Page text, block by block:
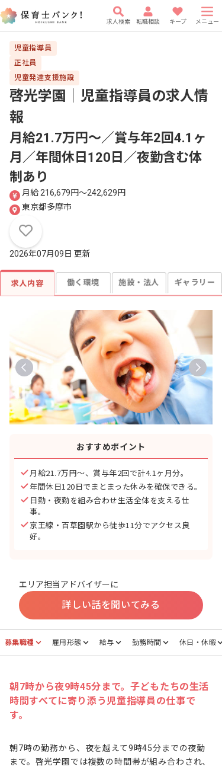
求人検索 転職相談 キープ メニュー
児童指導員
正社員
児童発達支援施設
啓光学園｜児童指導員の求人情
報
月給21.7万円～／賞与年2回4.1ヶ
月／年間休日120日／夜勤含む体
制あり
月給 216,679円〜242,629円
東京都多摩市
2026年07月09日 更新
求人内容 働く環境 施設・法人 ギャラリー
おすすめポイント
月給21.7万円～、賞与年2回で計4.1ヶ月分。
年間休日120日でまとまった休みを確保できる。
日勤・夜勤を組み合わせ生活全体を支える仕
事。
京王線・百草園駅から徒歩11分でアクセス良
好。
エリア担当アドバイザーに
詳しい話を聞いてみる
募集職種 雇用形態 給与 勤務時間 休日・休暇
朝7時から夜9時45分まで。子どもたちの生活
時間すべてに寄り添う児童指導員の仕事で
す。
朝7時の勤務から、夜を越えて9時45分までの夜勤
まで。啓光学園では複数の時間帯が組み合わされ、